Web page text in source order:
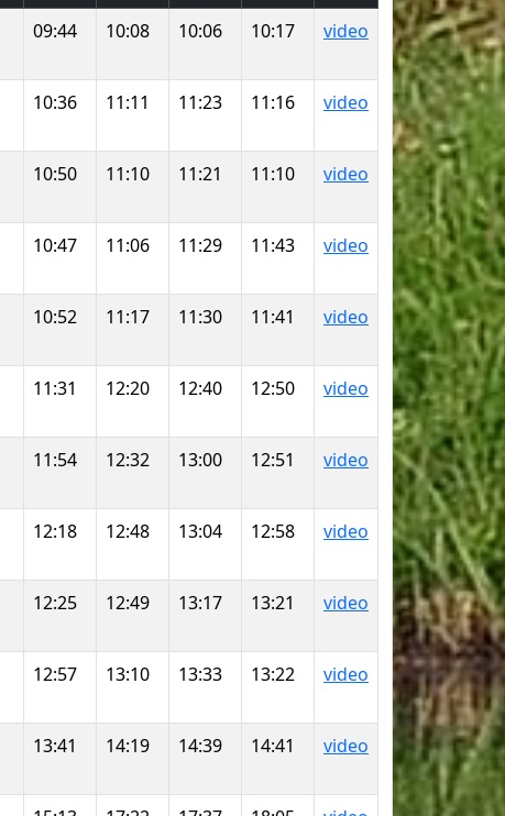
09:44 10:08 10:06 10:17 video
10:36 11:11 11:23 11:16 video
10:50 11:10 11:21 11:10 video
10:47 11:06 11:29 11:43 video
10:52 11:17 11:30 11:41 video
11:31 12:20 12:40 12:50 video
11:54 12:32 13:00 12:51 video
12:18 12:48 13:04 12:58 video
12:25 12:49 13:17 13:21 video
12:57 13:10 13:33 13:22 video
13:41 14:19 14:39 14:41 video